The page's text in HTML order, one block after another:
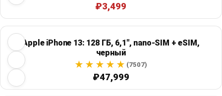
₽3,499
Apple iPhone 13: 128 ГБ, 6,1", nano-SIM + eSIM,
черный
(7507)
₽47,999